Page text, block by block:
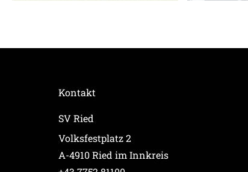
Kontakt
SV Ried
Volksfestplatz 2
A-4910 Ried im Innkreis